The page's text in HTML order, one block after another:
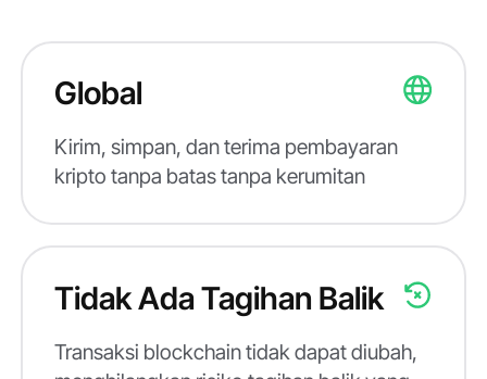
Global
Kirim, simpan, dan terima pembayaran
kripto tanpa batas tanpa kerumitan
Tidak Ada Tagihan Balik
Transaksi blockchain tidak dapat diubah,